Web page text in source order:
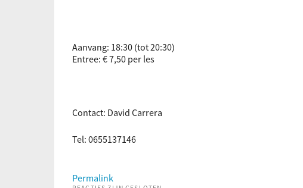
Aanvang: 18:30 (tot 20:30)
Entree: € 7,50 per les
Contact: David Carrera
Tel: 0655137146
Permalink